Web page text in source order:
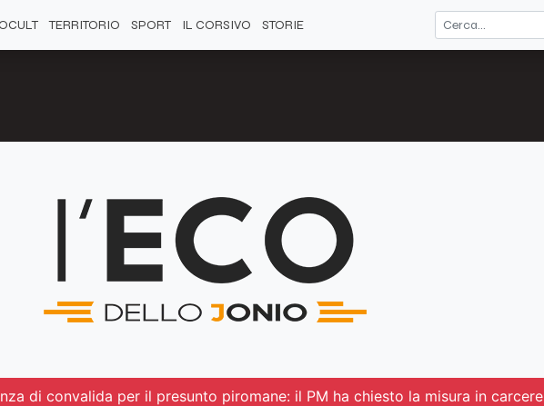
TERRITORIO SPORT IL CORSIVO STORIE
di convalida per il presunto piromane: il PM ha chiesto la misura in carcere